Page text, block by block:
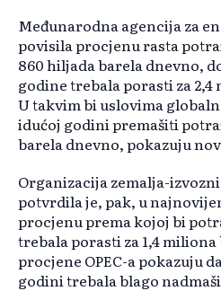
Međunarodna agencija za
povisila procjenu rasta
860 hiljada barela dnevno,
godine trebala porasti za
U takvim bi uslovima
idućoj godini premašiti
barela dnevno, pokazuju
Organizacija zemalja-
potvrdila je, pak, u
procjenu prema kojoj bi
trebala porasti za 1,4
procjene OPEC-a pokazuju
godini trebala blago